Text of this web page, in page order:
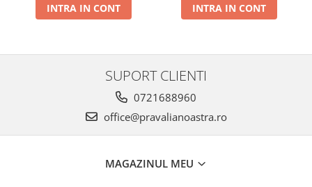
INTRA IN CONT
INTRA IN CONT
SUPORT CLIENTI
0721688960
office@pravalianoastra.ro
MAGAZINUL MEU